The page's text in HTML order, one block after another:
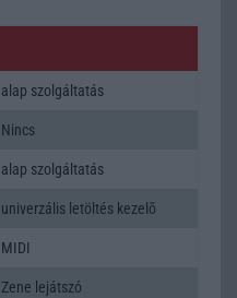
alap szolgáltatás
Nincs
alap szolgáltatás
univerzális letöltés kezelõ
MIDI
Zene lejátszó